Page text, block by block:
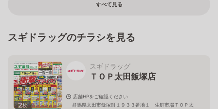
すべて見る
スギドラッグのチラシを見る
2枚
スギドラッグ
ＴＯＰ太田飯塚店
店舗HPをご確認ください
群馬県太田市飯塚町１９３３番地１ 生鮮市場ＴＯＰ太